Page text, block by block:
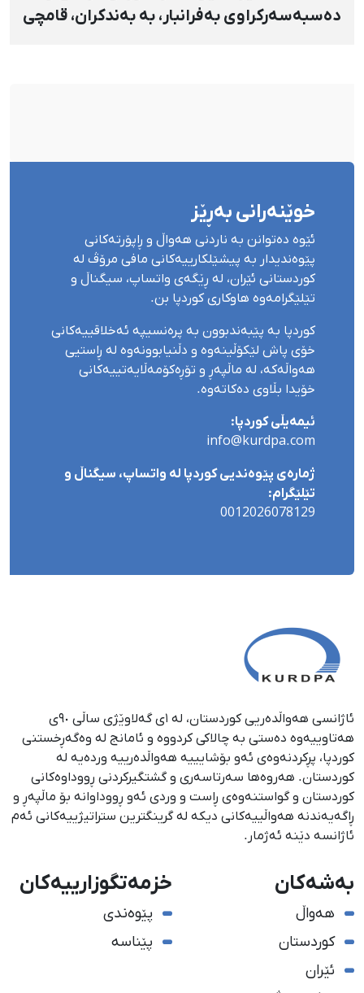
دەسبەسەرکراوی بەفرانبار، بە بەندکران، قامچی
خوێنەرانی بەڕێز
ئێوە دەتوانن بە ناردنی هەواڵ و ڕاپۆرتەکانی
پێوەندیدار بە پیشێلکارییەکانی مافی مرۆڤ لە
کوردستانی ئێران، لە ڕێگەی واتساپ، سیگناڵ و
تێلێگرامەوە هاوکاری کوردپا بن.
کوردپا بە پێبەندبوون بە پرەنسیپە ئەخلاقییەکانی
خۆی پاش لێکۆڵینەوە و دڵنیابوونەوە لە ڕاستیی
هەواڵەکە، لە ماڵپەڕ و تۆڕەکۆمەڵایەتییەکانی
خۆیدا بڵاوی دەکاتەوە.
ئیمەیڵی کوردپا:
info@kurdpa.com
ژمارەی پێوەندیی کوردپا لە واتساپ، سیگناڵ و
تێلێگرام:
0012026078129
ئاژانسی هەواڵدەریی کوردستان، لە ١ی گەلاوێژی ساڵی ٩٠ی
هەتاوییەوە دەستی بە چالاکی کردووە و ئامانج لە وەگەڕخستنی
كوردپا، پڕكردنەوەی ئەو بۆشایییە هەواڵدەرییە وردەیە لە
كوردستان. هەروەها سەرتاسەری و گشتگیركردنی ڕووداوەكانی
كوردستان و گواستنەوەی ڕاست و وردی ئەو ڕووداوانە بۆ ماڵپەڕ و
ڕاگەیەندنە هەواڵییەكانی دیكە لە گرینگترین ستراتیژییەكانی ئەم
ئاژانسە دێنە ئەژمار.
بەشەکان
هەواڵ
کوردستان
ئێران
خزمەتگوزارییەکان
پێوەندی
پێناسە